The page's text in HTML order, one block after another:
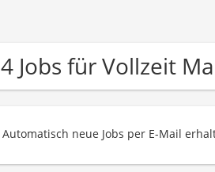
4 Jobs für Vollzeit
Automatisch neue Jobs per E-Mail